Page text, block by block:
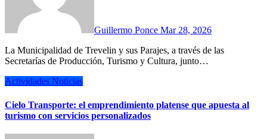
Guillermo Ponce Mar 28, 2026
La Municipalidad de Trevelin y sus Parajes, a través de las
Secretarías de Producción, Turismo y Cultura, junto…
Actividades Noticias
Cielo Transporte: el emprendimiento platense que apuesta al
turismo con servicios personalizados